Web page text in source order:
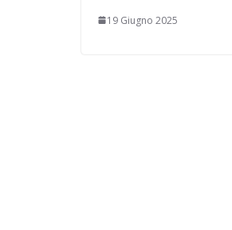
19 Giugno 2025